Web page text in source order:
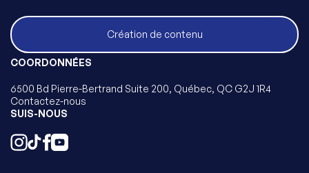
Création de contenu
COORDONNÉES
6500 Bd Pierre-Bertrand Suite 200, Québec, QC G2J 1R4
Contactez-nous
SUIS-NOUS